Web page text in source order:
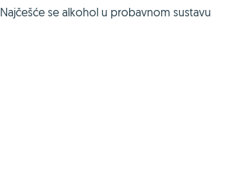
se alkohol u probavnom sustavu